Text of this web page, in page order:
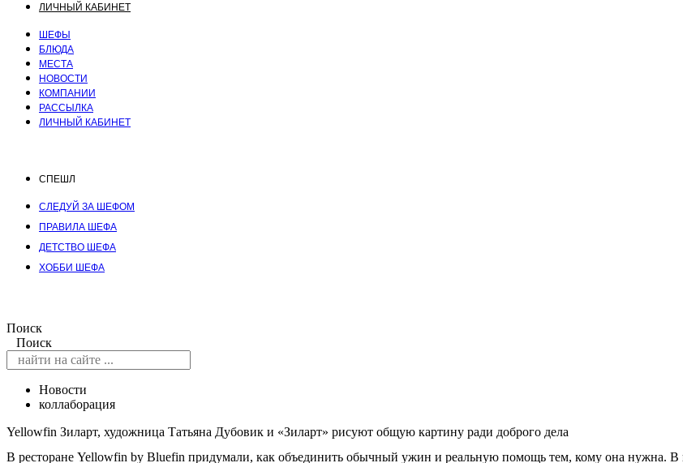
ЛИЧНЫЙ КАБИНЕТ
ШЕФЫ
БЛЮДА
МЕСТА
НОВОСТИ
КОМПАНИИ
РАССЫЛКА
ЛИЧНЫЙ КАБИНЕТ
СПЕШЛ
СЛЕДУЙ ЗА ШЕФОМ
ПРАВИЛА ШЕФА
ДЕТСТВО ШЕФА
ХОББИ ШЕФА
Поиск
Поиск
Новости
коллаборация
Yellowfin Зиларт, художница Татьяна Дубовик и «Зиларт» рисуют общую картину ради доброго дела
В ресторане Yellowfin by Bluefin придумали, как объединить обычный ужин и реальную помощь тем, кому она нужна.